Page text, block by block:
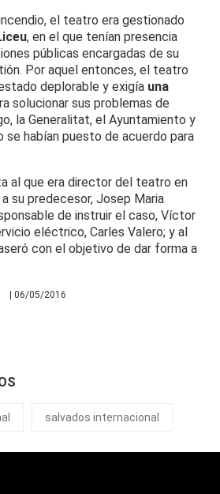
el teatro era gestionado
, en el que tenían presencia
públicas encargadas de su
Por aquel entonces, el teatro
deplorable y exigía una
solucionar sus problemas de
la Generalitat, el Ayuntamiento y
se habían puesto de acuerdo para
al que era director del teatro en
su predecesor, Josep Maria
de instruir el caso, Víctor
eléctrico, Carles Valero; y al
con el objetivo de dar forma a
| 06/05/2016
salvados internacional